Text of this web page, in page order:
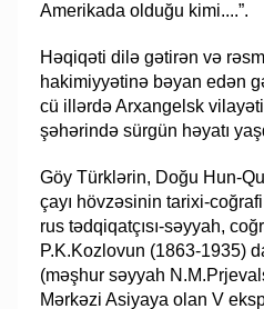
Amerikada olduğu kimi....”.
Həqiqəti dilə gətirən və
hakimiyyətinə bəyan edən
cü illərdə Arxangelsk
şəhərində sürgün həyatı
Göy Türklərin, Doğu Hun-
çayı hövzəsinin tarixi-
rus tədqiqatçısı-səyyah,
P.K.Kozlovun (1863-1935)
(məşhur səyyah
Mərkəzi Asiyaya olan V